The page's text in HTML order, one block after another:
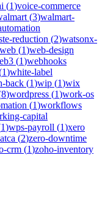
(1)voice-commerce
(3)walmart-
reduction (2)watsonx-
web (1)web-design
(1)webhooks
1)white-label
back (1)wip (1)wix
8)wordpress (1)work-os
(1)workflows
capital
1)wps-payroll (1)xero
(2)zero-downtime
crm (1)zoho-inventory